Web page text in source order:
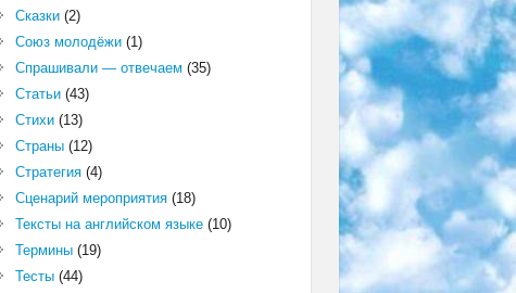
Сказки(2)
Союз молодёжи(1)
Спрашивали — отвечаем (35)
Статьи(43)
Стихи(13)
Страны(12)
Стратегия(4)
Сценарий мероприятия(18)
Тексты на английском языке(10)
Термины(19)
Тесты(44)